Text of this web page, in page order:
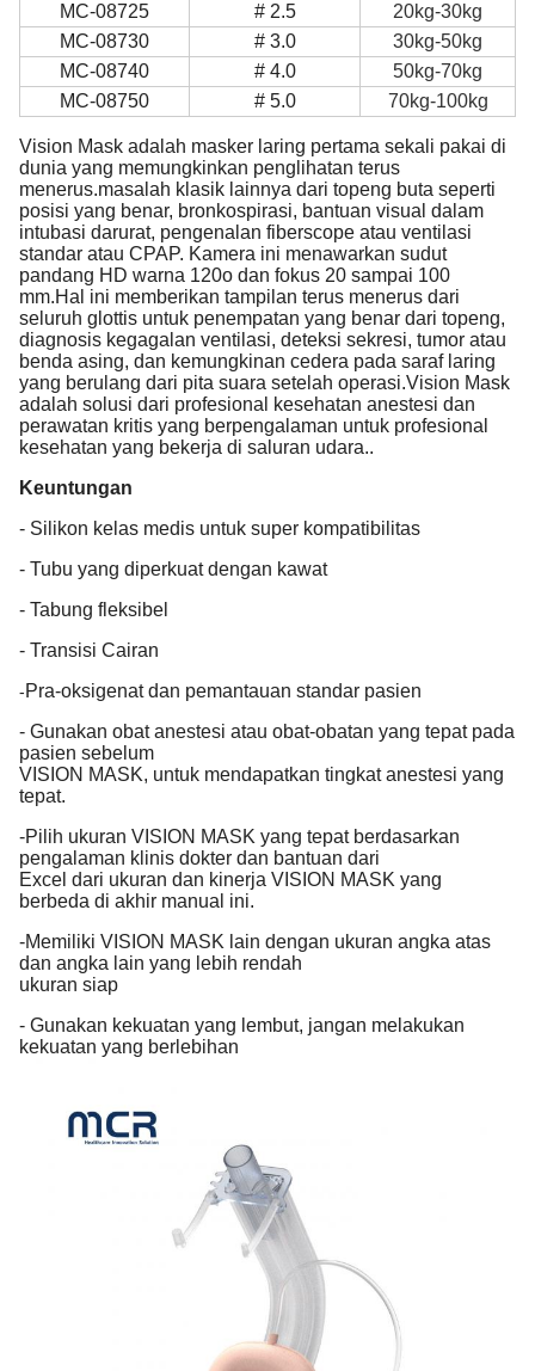
MC-08725
# 2.5
20kg-30kg
MC-08730
# 3.0
30kg-50kg
MC-08740
# 4.0
50kg-70kg
MC-08750
# 5.0 70kg-100kg
Vision Mask adalah masker laring pertama sekali pakai di
dunia yang memungkinkan penglihatan terus
menerus.masalah klasik lainnya dari topeng buta seperti
posisi yang benar, bronkospirasi, bantuan visual dalam
intubasi darurat, pengenalan fiberscope atau ventilasi
standar atau CPAP. Kamera ini menawarkan sudut
pandang HD warna 120o dan fokus 20 sampai 100
mm.Hal ini memberikan tampilan terus menerus dari
seluruh glottis untuk penempatan yang benar dari topeng,
diagnosis kegagalan ventilasi, deteksi sekresi, tumor atau
benda asing, dan kemungkinan cedera pada saraf laring
yang berulang dari pita suara setelah operasi.Vision Mask
adalah solusi dari profesional kesehatan anestesi dan
perawatan kritis yang berpengalaman untuk profesional
kesehatan yang bekerja di saluran udara..
Keuntungan
- Silikon kelas medis untuk super kompatibilitas
- Tubu yang diperkuat dengan kawat
- Tabung fleksibel
- Transisi Cairan
-Pra-oksigenat dan pemantauan standar pasien
- Gunakan obat anestesi atau obat-obatan yang tepat pada
pasien sebelum
VISION MASK, untuk mendapatkan tingkat anestesi yang
tepat.
-Pilih ukuran VISION MASK yang tepat berdasarkan
pengalaman klinis dokter dan bantuan dari
Excel dari ukuran dan kinerja VISION MASK yang
berbeda di akhir manual ini.
-Memiliki VISION MASK lain dengan ukuran angka atas
dan angka lain yang lebih rendah
ukuran siap
- Gunakan kekuatan yang lembut, jangan melakukan
kekuatan yang berlebihan